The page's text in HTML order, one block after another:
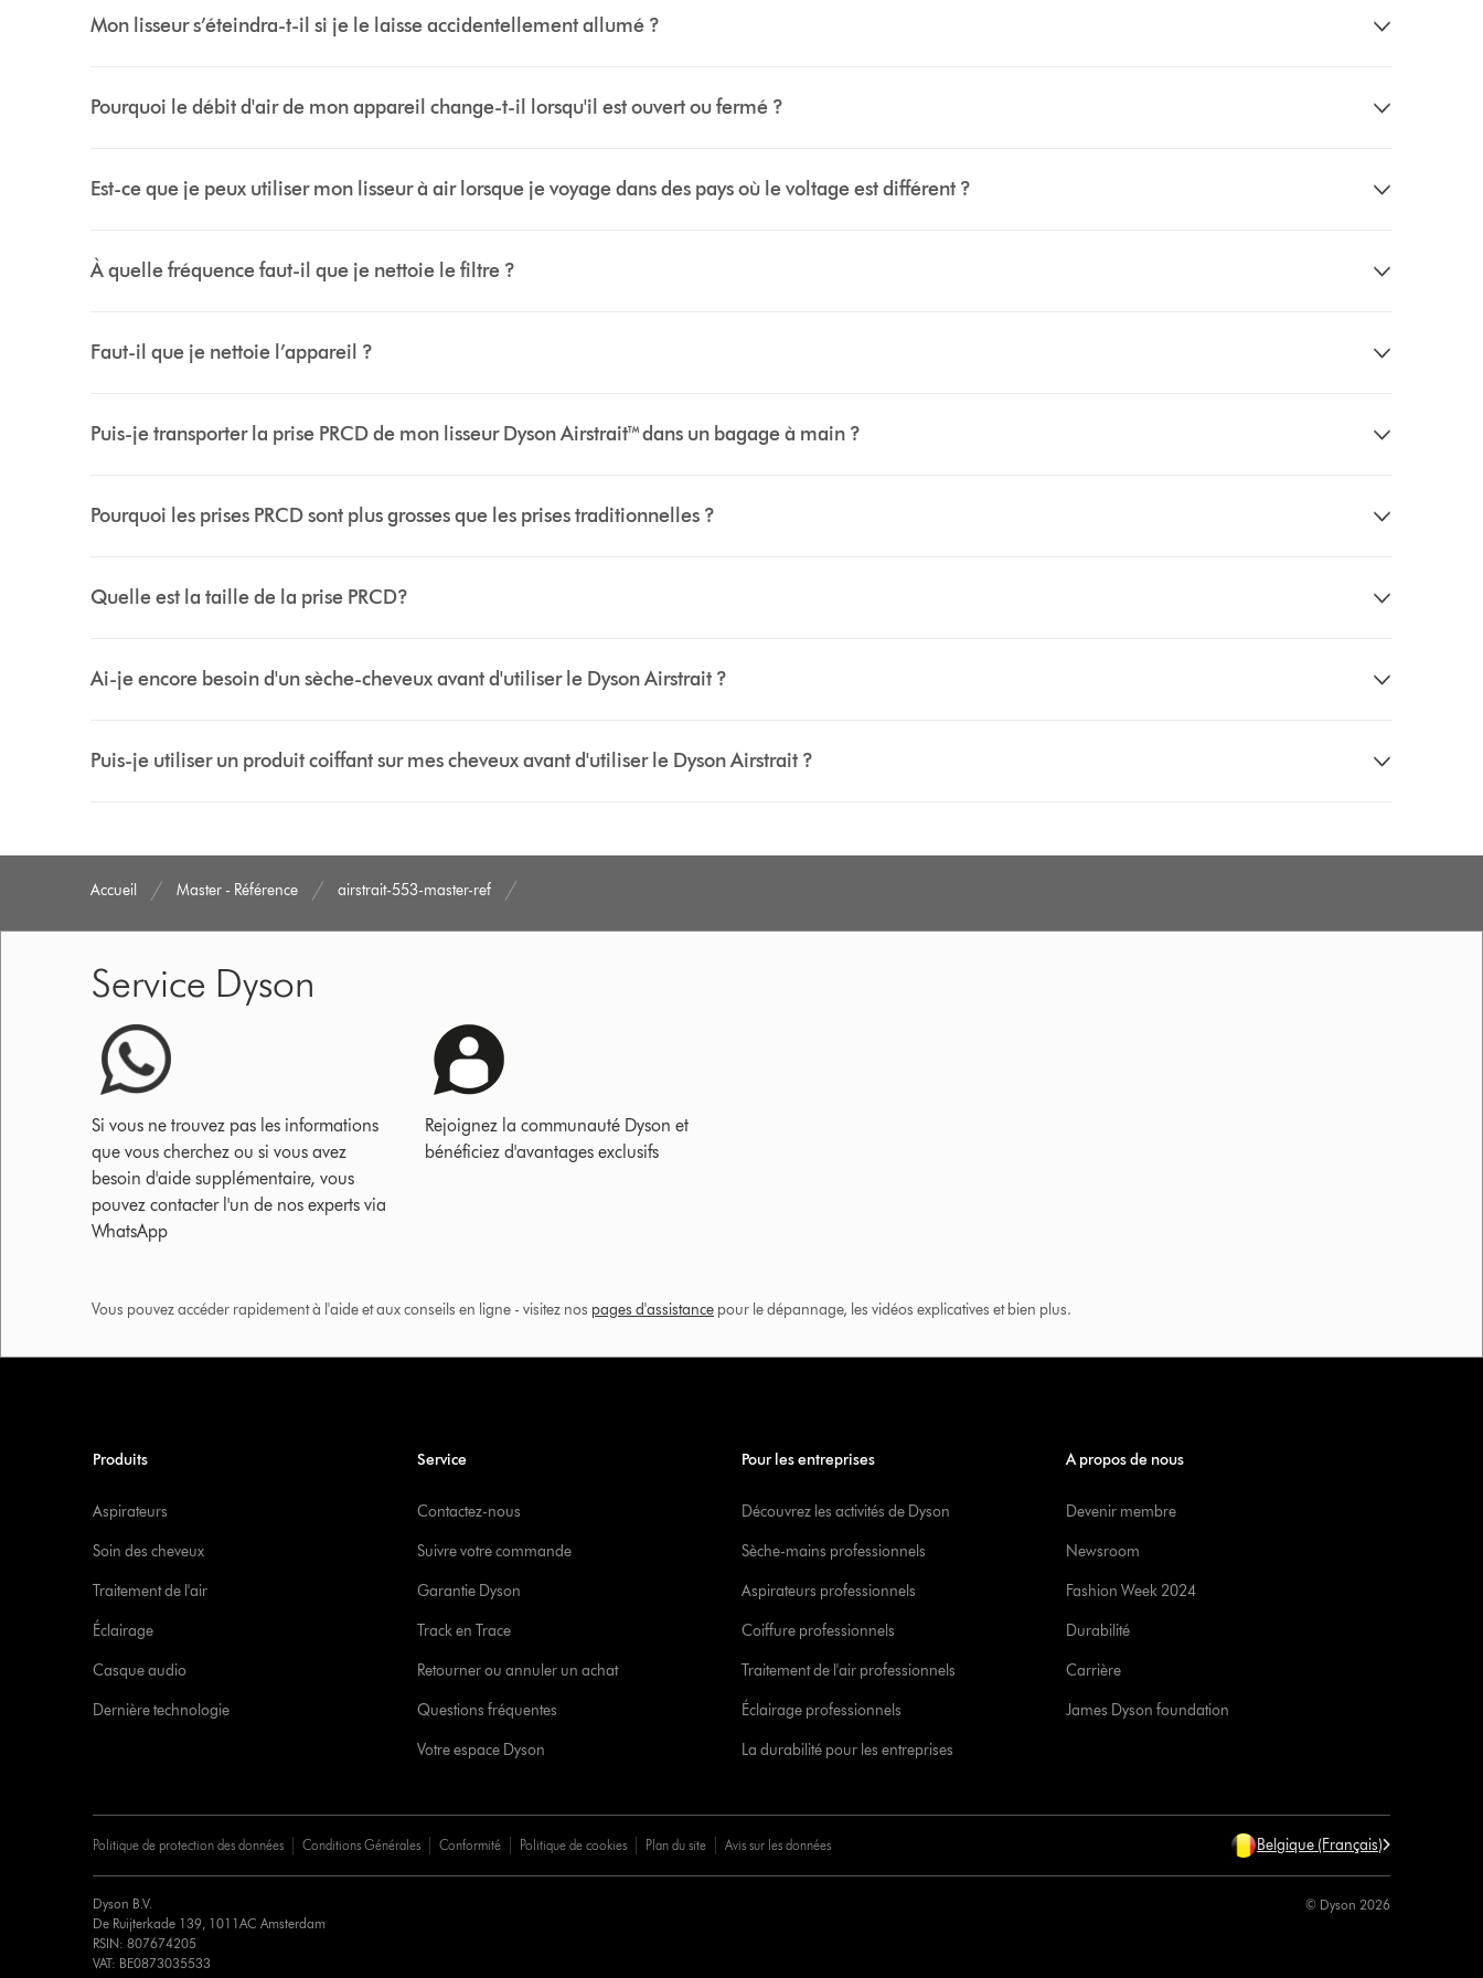
Mon lisseur s’éteindra-t-il si je le laisse accidentellement allumé ?
Pourquoi le débit d'air de mon appareil change-t-il lorsqu'il est ouvert ou fermé ?
Est-ce que je peux utiliser mon lisseur à air lorsque je voyage dans des pays où le voltage est différent ?
À quelle fréquence faut-il que je nettoie le filtre ?
Faut-il que je nettoie l’appareil ?
Puis-je transporter la prise PRCD de mon lisseur Dyson Airstrait™ dans un bagage à main ?
Pourquoi les prises PRCD sont plus grosses que les prises traditionnelles ?
Quelle est la taille de la prise PRCD?
Ai-je encore besoin d'un sèche-cheveux avant d'utiliser le Dyson Airstrait ?
Puis-je utiliser un produit coiffant sur mes cheveux avant d'utiliser le Dyson Airstrait ?
Accueil Master - Référence airstrait-553-master-ref
Service Dyson
Si vous ne trouvez pas les informations
que vous cherchez ou si vous avez
besoin d'aide supplémentaire, vous
pouvez contacter l'un de nos experts via
WhatsApp
Rejoignez la communauté Dyson et
bénéficiez d'avantages exclusifs
Vous pouvez accéder rapidement à l'aide et aux conseils en ligne - visitez nos pages d'assistance pour le dépannage, les vidéos explicatives et bien plus.​
Produits
Aspirateurs
Soin des cheveux
Traitement de l'air
Éclairage
Casque audio
Dernière technologie
Service
Contactez-nous
Suivre votre commande
Garantie Dyson
Track en Trace
Retourner ou annuler un achat
Questions fréquentes
Votre espace Dyson
Pour les entreprises
Découvrez les activités de Dyson
Sèche-mains professionnels
Aspirateurs professionnels
Coiffure professionnels
Traitement de l'air professionnels
Éclairage professionnels
La durabilité pour les entreprises
A propos de nous
Devenir membre
Newsroom
Fashion Week 2024
Durabilité
Carrière
James Dyson foundation
Politique de protection des données Conditions Générales Conformité Politique de cookies Plan du site Avis sur les données Belgique (Français)
Dyson B.V.
De Ruijterkade 139, 1011AC Amsterdam
RSIN: 807674205
VAT: BE0873035533
© Dyson 2026